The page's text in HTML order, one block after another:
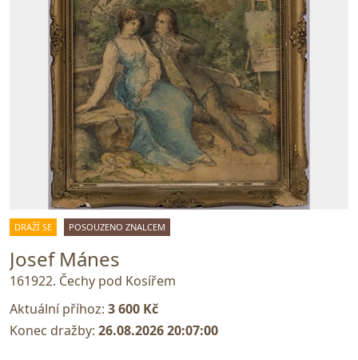
DRAŽÍ SE POSOUZENO ZNALCEM
Josef Mánes
161922. Čechy pod Kosířem
Aktuální příhoz: 3 600 Kč
Konec dražby: 26.08.2026 20:07:00